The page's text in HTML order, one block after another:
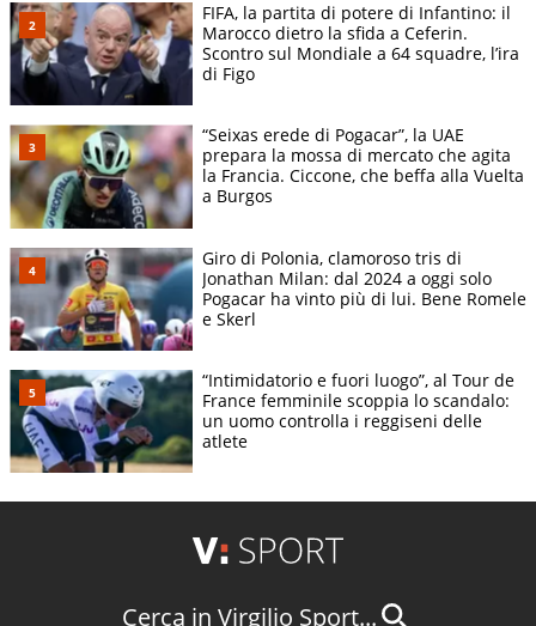
FIFA, la partita di potere di Infantino: il
Marocco dietro la sfida a Ceferin.
Scontro sul Mondiale a 64 squadre, l’ira
di Figo
“Seixas erede di Pogacar”, la UAE
prepara la mossa di mercato che agita
la Francia. Ciccone, che beffa alla Vuelta
a Burgos
Giro di Polonia, clamoroso tris di
Jonathan Milan: dal 2024 a oggi solo
Pogacar ha vinto più di lui. Bene Romele
e Skerl
“Intimidatorio e fuori luogo”, al Tour de
France femminile scoppia lo scandalo:
un uomo controlla i reggiseni delle
atlete
Cerca in Virgilio Sport...